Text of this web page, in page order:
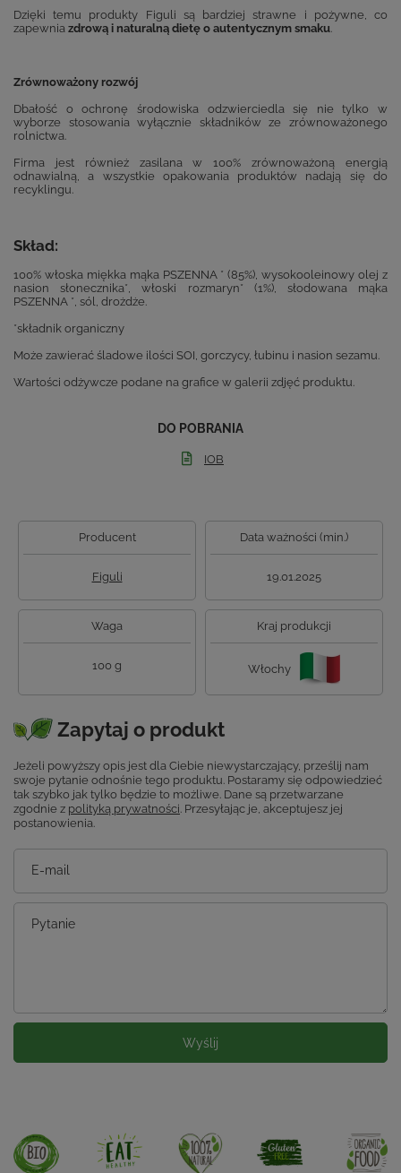
Dzięki temu produkty Figuli są bardziej strawne i pożywne, co
zapewnia zdrową i naturalną dietę o autentycznym smaku.
Zrównoważony rozwój
Dbałość o ochronę środowiska odzwierciedla się nie tylko w
wyborze stosowania wyłącznie składników ze zrównoważonego
rolnictwa.
Firma jest również zasilana w 100% zrównoważoną energią
odnawialną, a wszystkie opakowania produktów nadają się do
recyklingu.
Skład:
100% włoska miękka mąka PSZENNA * (85%), wysokooleinowy olej z
nasion słonecznika*, włoski rozmaryn* (1%), słodowana mąka
PSZENNA *, sól, drożdże.
*składnik organiczny
Może zawierać śladowe ilości SOI, gorczycy, łubinu i nasion sezamu.
Wartości odżywcze podane na grafice w galerii zdjęć produktu.
DO POBRANIA
IOB
Producent
Figuli
Data ważności (min.)
19.01.2025
Waga
100 g
Kraj produkcji
Włochy
Zapytaj o produkt
Jeżeli powyższy opis jest dla Ciebie niewystarczający, prześlij nam
swoje pytanie odnośnie tego produktu. Postaramy się odpowiedzieć
tak szybko jak tylko będzie to możliwe. Dane są przetwarzane
zgodnie z polityką prywatności. Przesyłając je, akceptujesz jej
postanowienia.
E-mail
Pytanie
Wyślij